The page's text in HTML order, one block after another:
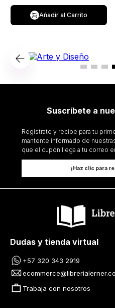
Añadir al Carrito
Suscríbete a
Regístrate y recibe para tu
mantente informado de
que el cupón llega a tu correo
¡Haz clic para
Dudas y tienda virtual
+57 320 343 2919
Trabaja con nosotros